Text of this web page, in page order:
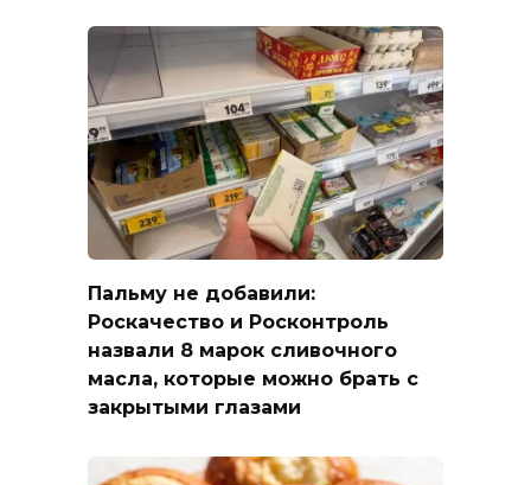
Пальму не добавили:
Роскачество и Росконтроль
назвали 8 марок сливочного
масла, которые можно брать с
закрытыми глазами